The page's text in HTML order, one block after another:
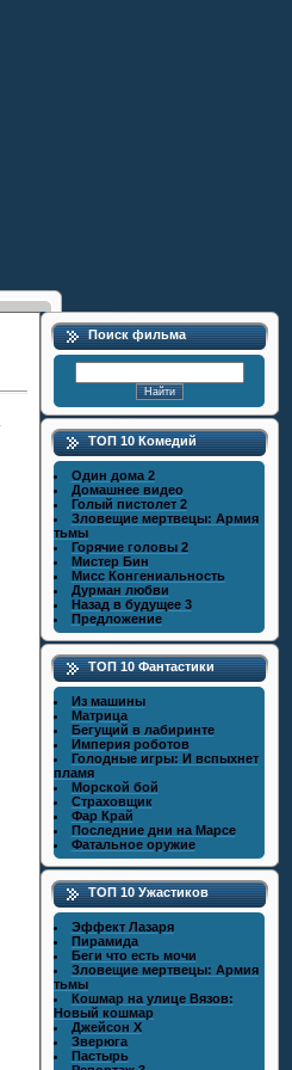
Поиск фильма
ТОП 10 Комедий
Один дома 2
Домашнее видео
Голый пистолет 2
Зловещие мертвецы: Армия
тьмы
Горячие головы 2
Мистер Бин
Мисс Конгениальность
Дурман любви
Назад в будущее 3
Предложение
ТОП 10 Фантастики
Из машины
Матрица
Бегущий в лабиринте
Империя роботов
Голодные игры: И вспыхнет
пламя
Морской бой
Страховщик
Фар Край
Последние дни на Марсе
Фатальное оружие
ТОП 10 Ужастиков
Эффект Лазаря
Пирамида
Беги что есть мочи
Зловещие мертвецы: Армия
тьмы
Кошмар на улице Вязов:
Новый кошмар
Джейсон X
Зверюга
Пастырь